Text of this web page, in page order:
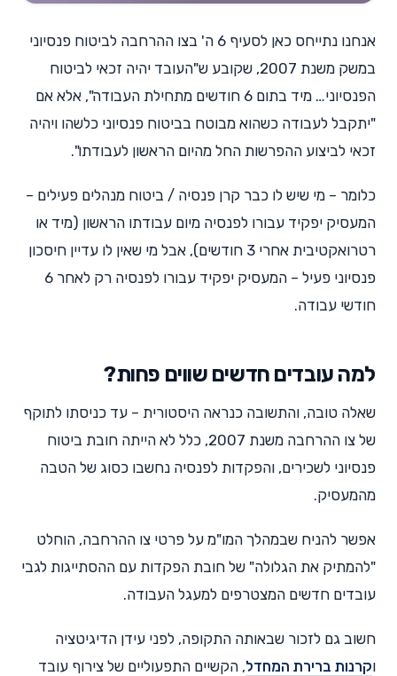
אנחנו נתייחס כאן לסעיף 6 ה' בצו ההרחבה לביטוח פנסיוני
במשק משנת 2007, שקובע ש"העובד יהיה זכאי לביטוח
הפנסיוני… מיד בתום 6 חודשים מתחילת העבודה", אלא אם
"יתקבל לעבודה כשהוא מבוטח בביטוח פנסיוני כלשהו ויהיה
זכאי לביצוע ההפרשות החל מהיום הראשון לעבודתו".
כלומר – מי שיש לו כבר קרן פנסיה / ביטוח מנהלים פעילים –
המעסיק יפקיד עבורו לפנסיה מיום עבודתו הראשון (מיד או
רטרואקטיבית אחרי 3 חודשים), אבל מי שאין לו עדיין חיסכון
פנסיוני פעיל – המעסיק יפקיד עבורו לפנסיה רק לאחר 6
חודשי עבודה.
למה עובדים חדשים שווים פחות?
שאלה טובה, והתשובה כנראה היסטורית – עד כניסתו לתוקף
של צו ההרחבה משנת 2007, כלל לא הייתה חובת ביטוח
פנסיוני לשכירים, והפקדות לפנסיה נחשבו כסוג של הטבה
מהמעסיק.
אפשר להניח שבמהלך המו"מ על פרטי צו ההרחבה, הוחלט
"להמתיק את הגלולה" של חובת הפקדות עם ההסתייגות לגבי
עובדים חדשים המצטרפים למעגל העבודה.
חשוב גם לזכור שבאותה התקופה, לפני עידן הדיגיטציה
וקרנות ברירת המחדל, הקשיים התפעוליים של צירוף עובד